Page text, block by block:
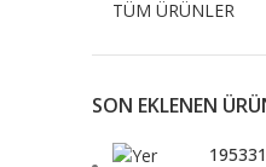
TÜM ÜRÜNLER
SON EKLENEN